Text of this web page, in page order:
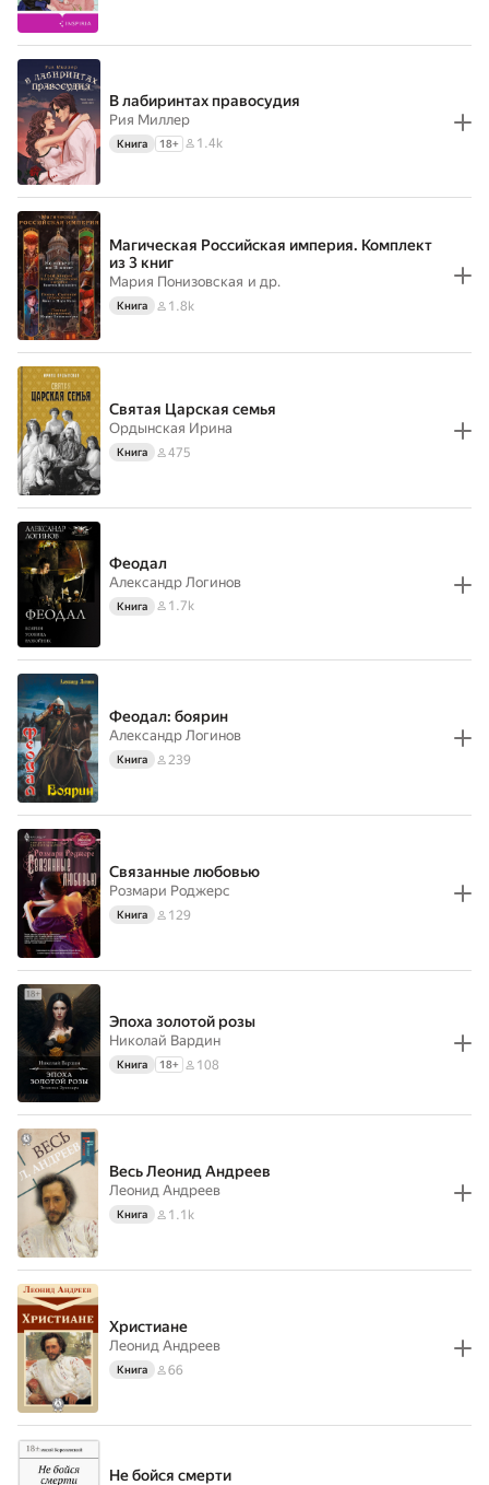
В лабиринтах правосудия
Рия Миллер
Книга 18+ 1.4k
Магическая Российская империя. Комплект
из 3 книг
Мария Понизовская и др.
Книга 1.8k
Святая Царская семья
Ордынская Ирина
Книга 475
Феодал
Александр Логинов
Книга 1.7k
Феодал: боярин
Александр Логинов
Книга 239
Связанные любовью
Розмари Роджерс
Книга 129
Эпоха золотой розы
Николай Вардин
Книга 18+ 108
Весь Леонид Андреев
Леонид Андреев
Книга 1.1k
Христиане
Леонид Андреев
Книга 66
Не бойся смерти